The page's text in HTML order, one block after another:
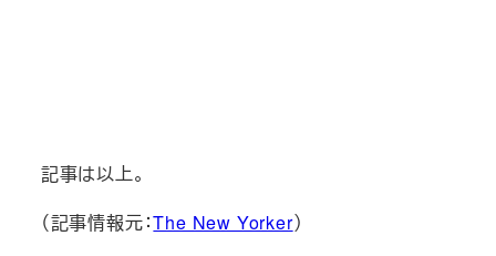
記事は以上。
（記事情報元：The New Yorker）